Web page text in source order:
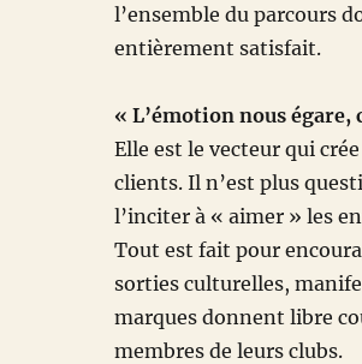
l’ensemble du parcours
entièrement satisfait.
« L’émotion nous
Elle est le vecteur qui
clients. Il n’est plus
l’inciter à « aimer » les
Tout est fait pour
sorties culturelles,
marques donnent libre
membres de leurs clubs.